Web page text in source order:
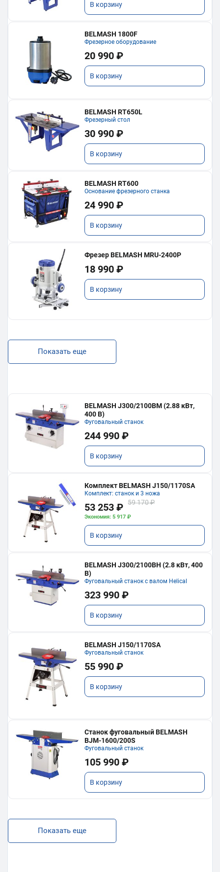
В корзину
BELMASH 1800F
Фрезерное оборудование
20 990 ₽
В корзину
BELMASH RT650L
Фрезерный стол
30 990 ₽
В корзину
BELMASH RT600
Основание фрезерного станка
24 990 ₽
В корзину
Фрезер BELMASH MRU-2400P
18 990 ₽
В корзину
Показать еще
BELMASH J300/2100ВМ (2.88 кВт,
400 В)
Фуговальный станок
244 990 ₽
В корзину
Комплект BELMASH J150/1170SA
Комплект: станок и 3 ножа
53 253 ₽ 59 170 ₽
Экономия: 5 917 ₽
В корзину
BELMASH J300/2100ВH (2.8 кВт, 400
В)
Фуговальный станок с валом Helical
323 990 ₽
В корзину
BELMASH J150/1170SA
Фуговальный станок
55 990 ₽
В корзину
Станок фуговальный BELMASH
BJM-1600/200S
Фуговальный станок
105 990 ₽
В корзину
Показать еще